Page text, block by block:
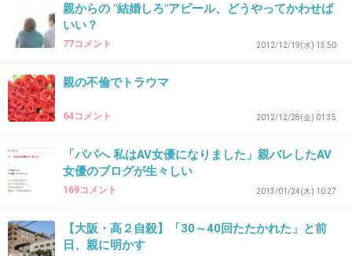
添い寝サービスとかも流行ってるし・・。
+2 -0
38. 匿名
+4 -0
親からの "結婚しろ"アピール、どうやってかわせば
いい？
77コメント 2012/12/19(水) 13:50
親の不倫でトラウマ
64コメント 2012/12/28(金) 01:35
「パパへ 私はAV女優になりました」親バレしたAV
女優のブログが生々しい
169コメント 2013/01/24(木) 10:27
【大阪・高２自殺】「30～40回たたかれた」と前
日、親に明かす